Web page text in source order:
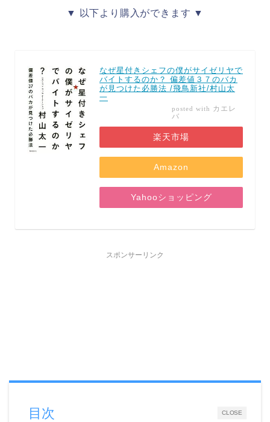
▼ 以下より購入ができます ▼
なぜ星付きシェフの僕がサイゼリヤで
バイトするのか？ 偏差値３７のバカ
が見つけた必勝法 /飛鳥新社/村山太
一
posted with カエレ
バ
楽天市場
Amazon
Yahooショッピング
スポンサーリンク
CLOSE
目次